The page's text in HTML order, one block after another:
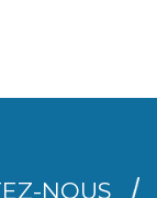
NOUS